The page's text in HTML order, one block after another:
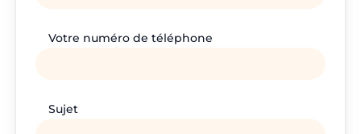
Votre numéro de téléphone
Sujet